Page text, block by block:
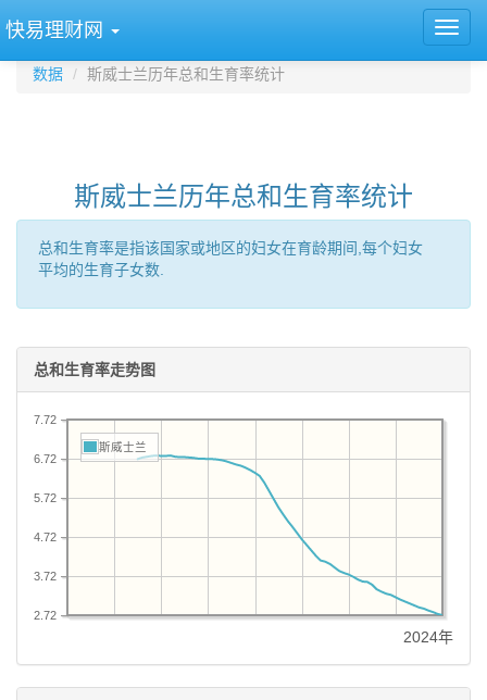
快易理财网
数据 斯威士兰历年总和生育率统计
斯威士兰历年总和生育率统计
总和生育率是指该国家或地区的妇女在育龄期间,每个妇女
平均的生育子女数.
总和生育率走势图
2.72
3.72
4.72
5.72
6.72
7.72
斯威士兰
2024年